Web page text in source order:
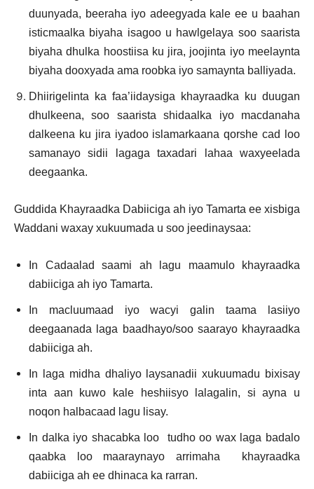
duunyada, beeraha iyo adeegyada kale ee u baahan
isticmaalka biyaha isagoo u hawlgelaya soo saarista
biyaha dhulka hoostiisa ku jira, joojinta iyo meelaynta
biyaha dooxyada ama roobka iyo samaynta balliyada.
Dhiirigelinta ka faa’iidaysiga khayraadka ku duugan
dhulkeena, soo saarista shidaalka iyo macdanaha
dalkeena ku jira iyadoo islamarkaana qorshe cad loo
samanayo sidii lagaga taxadari lahaa waxyeelada
deegaanka.
Guddida Khayraadka Dabiiciga ah iyo Tamarta ee xisbiga
Waddani waxay xukuumada u soo jeedinaysaa:
In Cadaalad saami ah lagu maamulo khayraadka
dabiiciga ah iyo Tamarta.
In macluumaad iyo wacyi galin taama lasiiyo
deegaanada laga baadhayo/soo saarayo khayraadka
dabiiciga ah.
In laga midha dhaliyo laysanadii xukuumadu bixisay
inta aan kuwo kale heshiisyo lalagalin, si ayna u
noqon halbacaad lagu lisay.
In dalka iyo shacabka loo tudho oo wax laga badalo
qaabka loo maaraynayo arrimaha khayraadka
dabiiciga ah ee dhinaca ka rarran.